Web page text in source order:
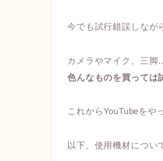
今でも試行錯誤しなが
カメラやマイク、三脚
色んなものを買っては
これからYouTubeをや
以下、使用機材につい